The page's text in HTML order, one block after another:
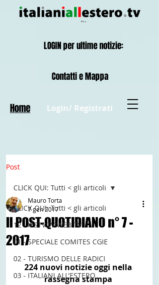
Login/ Registrati
Contatti e Mappa
Home
LOGIN per ultime notizie:
Post
CLICK QUI: Tutti < gli articoli
12 - IESTV.TV WEB TV
01 - SPECIALE COMITES CGIE
02 - TURISMO DELLE RADICI
03 - ITALIANI ALL'ESTERO
CLICK QUI: Tutti < gli articoli
Il POST-QUOTIDIANO n° 7 -
2017
Mauro Torta
7 gen 2017
224 nuovi notizie oggi nella
rassegna stampa